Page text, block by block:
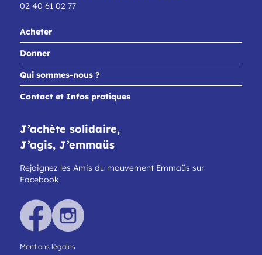
02 40 61 02 77
Acheter
Donner
Qui sommes-nous ?
Contact et Infos pratiques
J’achète solidaire,
J’agis, J’emmaüs
Rejoignez les Amis du mouvement Emmaüs sur
Facebook.
Mentions légales